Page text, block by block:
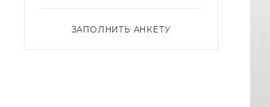
ЗАПОЛНИТЬ АНКЕТУ